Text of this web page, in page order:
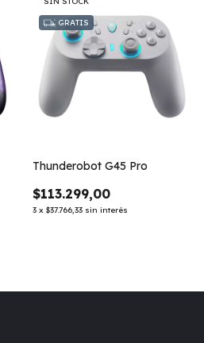
GRATIS
Thunderobot G45 Pro
$113.299,00
3 x $37.766,33 sin interés